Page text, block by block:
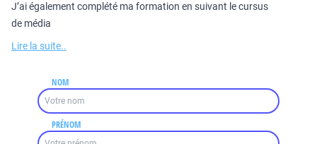
J’ai également complété ma formation en suivant le cursus
de média
Lire la suite..
NOM
PRÉNOM